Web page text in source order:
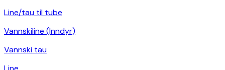
Line/tau til tube
Vannskiline (Inndyr)
Vannski tau